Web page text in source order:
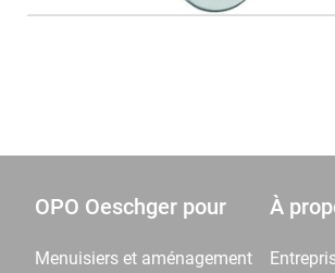
OPO Oeschger pour
Menuisiers et aménagement
À